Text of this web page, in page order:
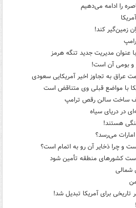
را ادامه می‌دهیم
زمین‌گیر کند!
عنوان مدیریت جدید تنگه هرمز
و بومی آن است!
عراق به تجاوز اخیر آمریکایی سعودی
با مواضع قبلی وی متناقض است
ساخت سالن رقص ترامپ
در دریای سیاه
هستند!
امارات می‌رسد؟
و چرا ذخایر آن رو به اتمام است؟
کشورهای منطقه تأمین شود
شمالی
تاریخی برای آمریکا تبدیل شد!